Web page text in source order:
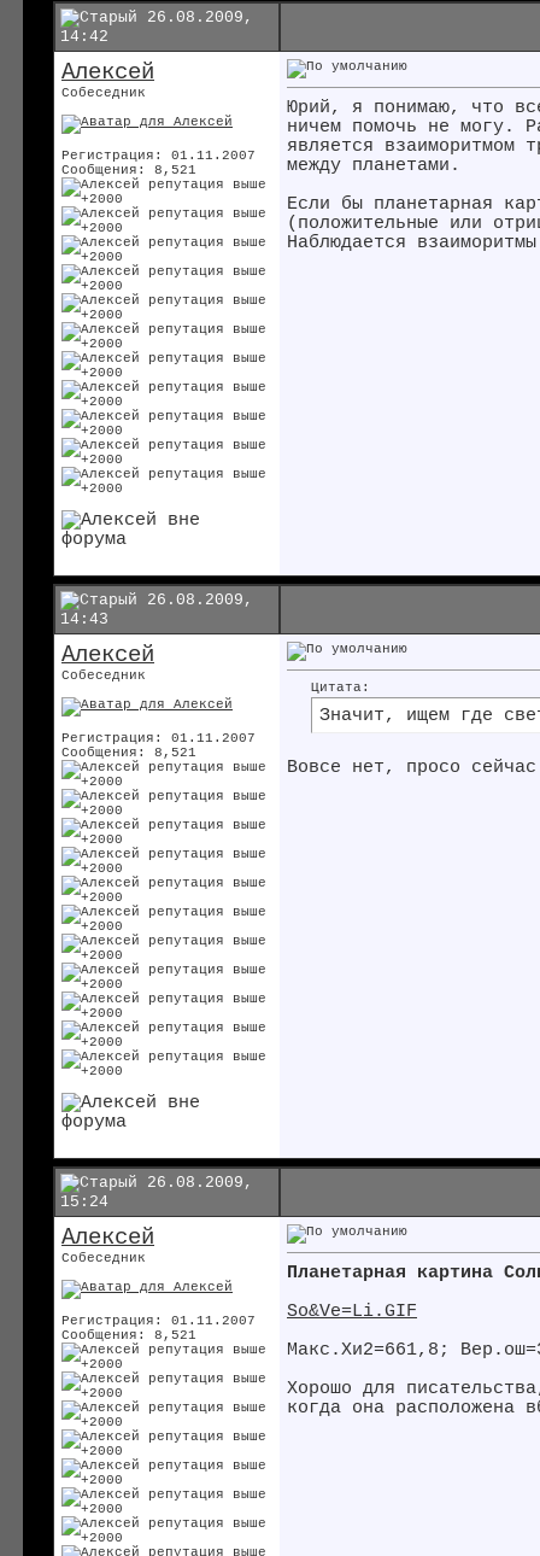
26.08.2009,
14:42
Алексей
Собеседник
Регистрация: 01.11.2007
Сообщения: 8,521
Юрий, я понимаю, что
ничем помочь не могу.
является взаиморитмом
между планетами.
Если бы планетарная
(положительные или
Наблюдается
26.08.2009,
14:43
Алексей
Собеседник
Регистрация: 01.11.2007
Сообщения: 8,521
Цитата:
Значит, ищем где
Вовсе нет, просо
26.08.2009,
15:24
Алексей
Собеседник
Регистрация: 01.11.2007
Сообщения: 8,521
Планетарная картина
So&Ve=Li.GIF
Макс.Хи2=661,8;
Хорошо для
когда она расположена